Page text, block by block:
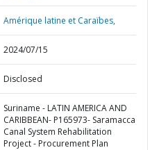
Amérique latine et Caraïbes,
2024/07/15
Disclosed
Suriname - LATIN AMERICA AND
CARIBBEAN- P165973- Saramacca
Canal System Rehabilitation
Project - Procurement Plan